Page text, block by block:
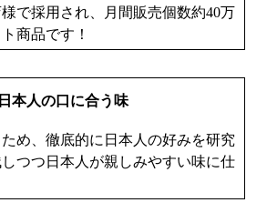
で採用され、月間販売個数約40万
商品です！
日本人の口に合う味
め、徹底的に日本人の好みを研究
つつ日本人が親しみやすい味に仕